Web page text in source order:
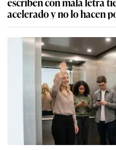
acelerado y no lo hacen